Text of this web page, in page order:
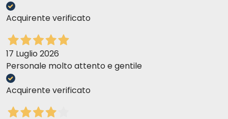
Acquirente verificato
17 Luglio 2026
Personale molto attento e gentile
Acquirente verificato